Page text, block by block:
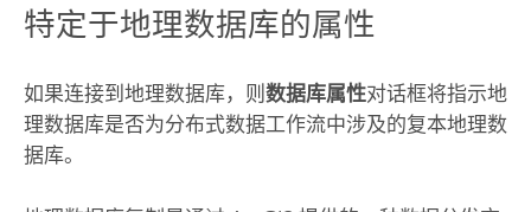
特定于地理数据库的属性
如果连接到地理数据库，则 数据库属性对话框将指示地
理数据库是否为分布式数据工作流中涉及的复本地理数
据库。